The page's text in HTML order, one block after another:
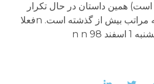
است) همین داستان در حال تکرار
شدن است و اهمیت آن به مراتب بیش از گذشته است. nفعلا